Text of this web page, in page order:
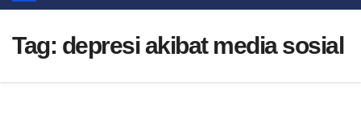
Tag: depresi akibat media sosial